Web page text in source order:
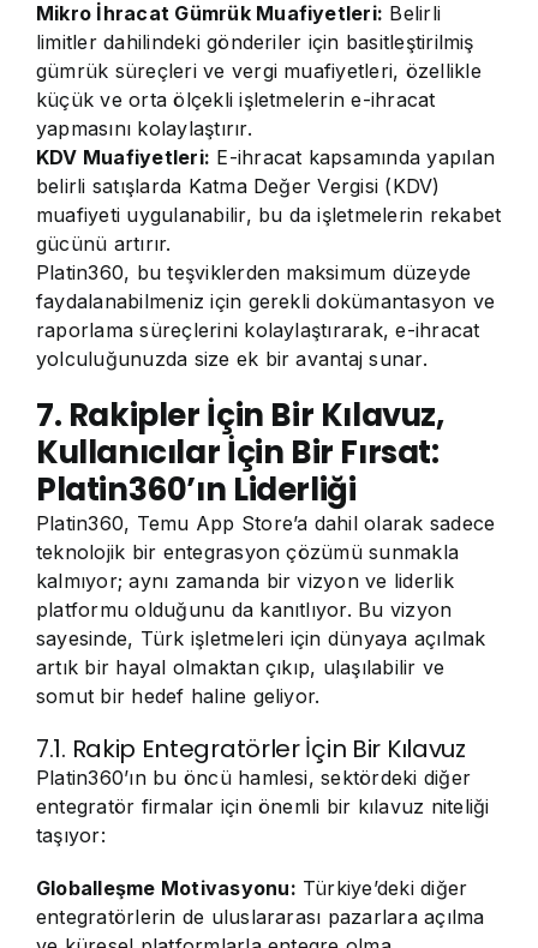
Mikro İhracat Gümrük Muafiyetleri: Belirli
limitler dahilindeki gönderiler için basitleştirilmiş
gümrük süreçleri ve vergi muafiyetleri, özellikle
küçük ve orta ölçekli işletmelerin e-ihracat
yapmasını kolaylaştırır.
KDV Muafiyetleri: E-ihracat kapsamında yapılan
belirli satışlarda Katma Değer Vergisi (KDV)
muafiyeti uygulanabilir, bu da işletmelerin rekabet
gücünü artırır.
Platin360, bu teşviklerden maksimum düzeyde
faydalanabilmeniz için gerekli dokümantasyon ve
raporlama süreçlerini kolaylaştırarak, e-ihracat
yolculuğunuzda size ek bir avantaj sunar.
7. Rakipler İçin Bir Kılavuz,
Kullanıcılar İçin Bir Fırsat:
Platin360’ın Liderliği
Platin360, Temu App Store’a dahil olarak sadece
teknolojik bir entegrasyon çözümü sunmakla
kalmıyor; aynı zamanda bir vizyon ve liderlik
platformu olduğunu da kanıtlıyor. Bu vizyon
sayesinde, Türk işletmeleri için dünyaya açılmak
artık bir hayal olmaktan çıkıp, ulaşılabilir ve
somut bir hedef haline geliyor.
7.1. Rakip Entegratörler İçin Bir Kılavuz
Platin360’ın bu öncü hamlesi, sektördeki diğer
entegratör firmalar için önemli bir kılavuz niteliği
taşıyor:
Globalleşme Motivasyonu: Türkiye’deki diğer
entegratörlerin de uluslararası pazarlara açılma